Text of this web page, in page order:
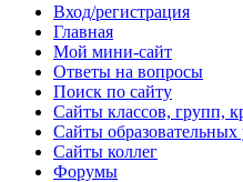
Вход/регистрация
Главная
Мой мини-сайт
Ответы на вопросы
Поиск по сайту
Сайты классов, групп,
Сайты
Сайты коллег
Форумы